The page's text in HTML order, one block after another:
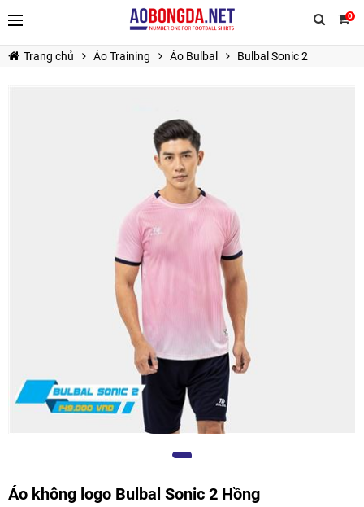
0
TIẾP TỤC MUA HÀNG
Trang chủ Áo Training Áo Bulbal Bulbal Sonic 2
Áo không logo Bulbal Sonic 2 Hồng